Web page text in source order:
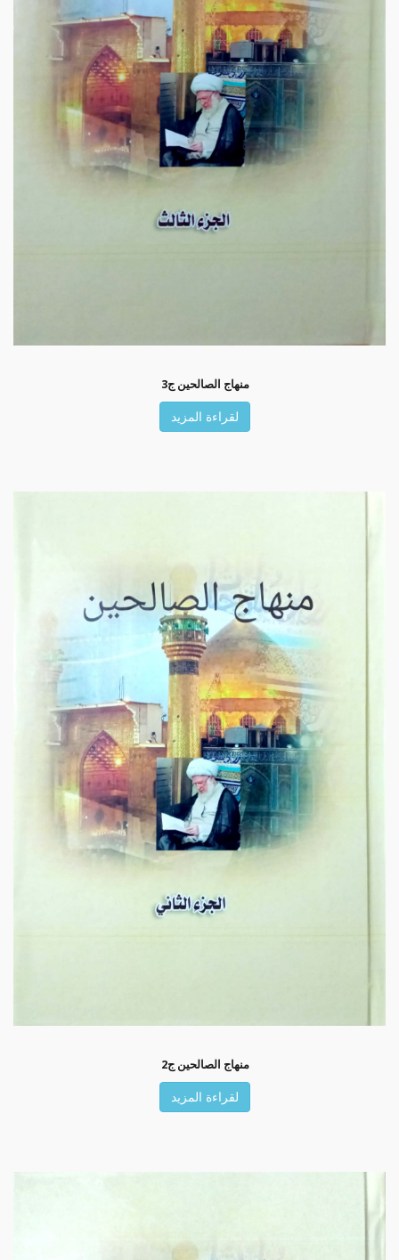
منهاج الصالحين ج3
لقراءة المزيد
منهاج الصالحين ج2
لقراءة المزيد